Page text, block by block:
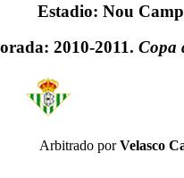
Estadio: Nou
2010-2011. Copa
Arbitrado porVelasco